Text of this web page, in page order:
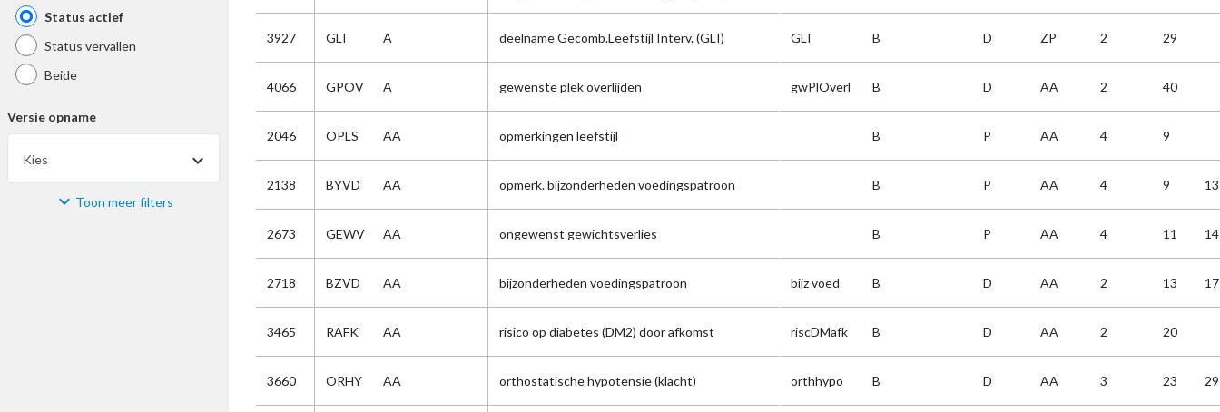
Status actief
Status vervallen
Beide
Versie opname
Kies
Materiaal Toon meer filters
3927 GLI A deelname Gecomb.Leefstijl Interv. (GLI) GLI B D ZP 2 29
4066 GPOV A gewenste plek overlijden gwPlOverl B D AA 2 40
2046 OPLS AA opmerkingen leefstijl B P AA 4 9
2138 BYVD AA opmerk. bijzonderheden voedingspatroon B P AA 4 9 13
2673 GEWV AA ongewenst gewichtsverlies B P AA 4 11 14
2718 BZVD AA bijzonderheden voedingspatroon bijz voed B D AA 2 13 17
3465 RAFK AA risico op diabetes (DM2) door afkomst riscDMafk B D AA 2 20
3660 ORHY AA orthostatische hypotensie (klacht) orthhypo B D AA 3 23 29